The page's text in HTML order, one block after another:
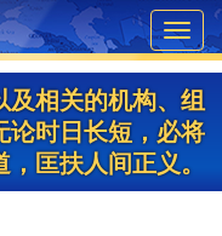
及相关的机构、组
论时日长短，必将
匡扶人间正义。